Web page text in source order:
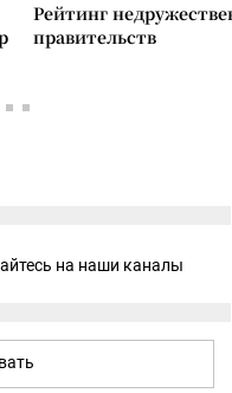
Рейтинг
правительств
на наши каналы